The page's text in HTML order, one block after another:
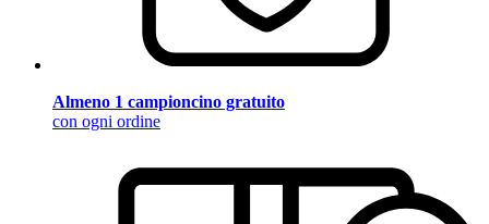
Almeno 1 campioncino gratuito
con ogni ordine